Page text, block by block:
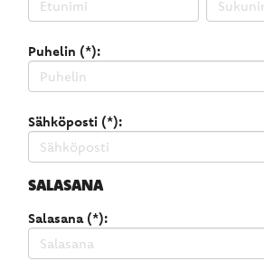
Puhelin (*):
Sähköposti (*):
SALASANA
Salasana (*):